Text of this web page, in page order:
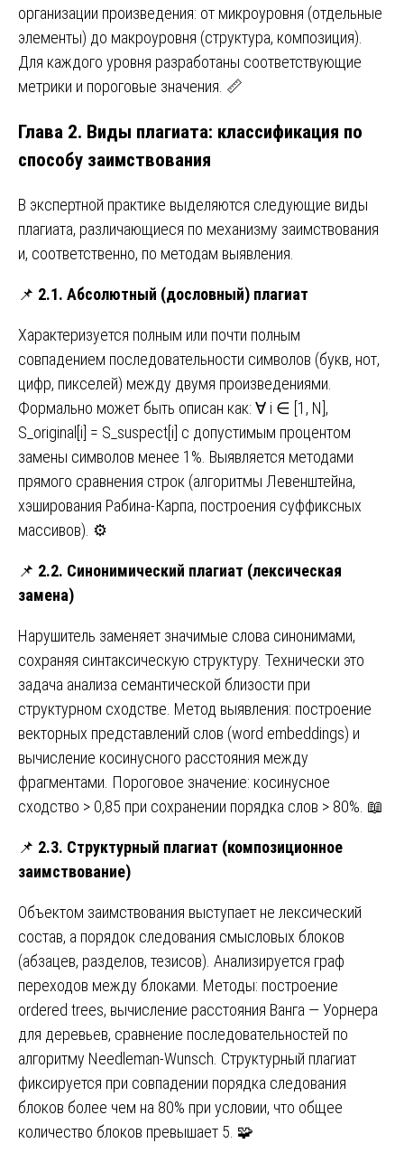
организации произведения: от микроуровня (отдельные
элементы) до макроуровня (структура, композиция).
Для каждого уровня разработаны соответствующие
метрики и пороговые значения. 📏
Глава 2. Виды плагиата: классификация по
способу заимствования
В экспертной практике выделяются следующие виды
плагиата, различающиеся по механизму заимствования
и, соответственно, по методам выявления.
📌 2.1. Абсолютный (дословный) плагиат
Характеризуется полным или почти полным
совпадением последовательности символов (букв, нот,
цифр, пикселей) между двумя произведениями.
Формально может быть описан как: ∀ i ∈ [1, N],
S_original[i] = S_suspect[i] с допустимым процентом
замены символов менее 1%. Выявляется методами
прямого сравнения строк (алгоритмы Левенштейна,
хэширования Рабина-Карпа, построения суффиксных
массивов). ⚙️
📌 2.2. Синонимический плагиат (лексическая
замена)
Нарушитель заменяет значимые слова синонимами,
сохраняя синтаксическую структуру. Технически это
задача анализа семантической близости при
структурном сходстве. Метод выявления: построение
векторных представлений слов (word embeddings) и
вычисление косинусного расстояния между
фрагментами. Пороговое значение: косинусное
сходство > 0,85 при сохранении порядка слов > 80%. 📖
📌 2.3. Структурный плагиат (композиционное
заимствование)
Объектом заимствования выступает не лексический
состав, а порядок следования смысловых блоков
(абзацев, разделов, тезисов). Анализируется граф
переходов между блоками. Методы: построение
ordered trees, вычисление расстояния Ванга — Уорнера
для деревьев, сравнение последовательностей по
алгоритму Needleman-Wunsch. Структурный плагиат
фиксируется при совпадении порядка следования
блоков более чем на 80% при условии, что общее
количество блоков превышает 5. 🧩